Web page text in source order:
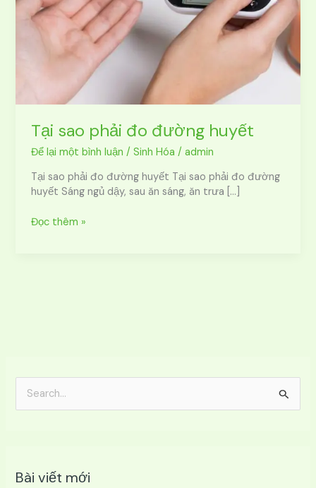
iBài viết mới
Tại sao phải đo đường huyết
Để lại một bình luận /Sinh Hóa /admin
Tại sao phải đo đường huyết Tại sao phải đo đường
huyết Sáng ngủ dậy, sau ăn sáng, ăn trưa […]
Đọc thêm »